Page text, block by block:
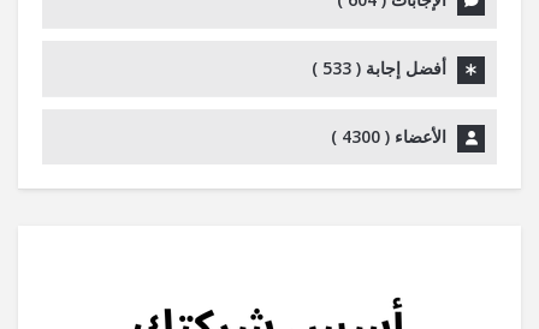
أفضل إجابة ( 533
)
الأعضاء ( 4300
)